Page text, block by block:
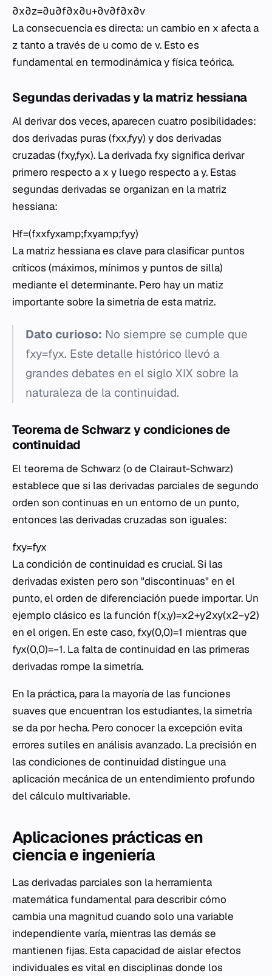
∂x∂z​=∂u∂f​∂x∂u​+∂v∂f​∂x∂v​
La consecuencia es directa: un cambio en x afecta a
z tanto a través de u como de v. Esto es
fundamental en termodinámica y física teórica.
Segundas derivadas y la matriz hessiana
Al derivar dos veces, aparecen cuatro posibilidades:
dos derivadas puras (fxx​,fyy​) y dos derivadas
cruzadas (fxy​,fyx​). La derivada fxy​ significa derivar
primero respecto a x y luego respecto a y. Estas
segundas derivadas se organizan en la matriz
hessiana:
Hf​=(fxx​fyx​​amp;fxy​amp;fyy​​)
La matriz hessiana es clave para clasificar puntos
críticos (máximos, mínimos y puntos de silla)
mediante el determinante. Pero hay un matiz
importante sobre la simetría de esta matriz.
Dato curioso: No siempre se cumple que
fxy​=fyx​. Este detalle histórico llevó a
grandes debates en el siglo XIX sobre la
naturaleza de la continuidad.
Teorema de Schwarz y condiciones de
continuidad
El teorema de Schwarz (o de Clairaut-Schwarz)
establece que si las derivadas parciales de segundo
orden son continuas en un entorno de un punto,
entonces las derivadas cruzadas son iguales:
fxy​=fyx​
La condición de continuidad es crucial. Si las
derivadas existen pero son "discontinuas" en el
punto, el orden de diferenciación puede importar. Un
ejemplo clásico es la función f(x,y)=x2+y2xy(x2−y2)​
en el origen. En este caso, fxy​(0,0)=1 mientras que
fyx​(0,0)=−1. La falta de continuidad en las primeras
derivadas rompe la simetría.
En la práctica, para la mayoría de las funciones
suaves que encuentran los estudiantes, la simetría
se da por hecha. Pero conocer la excepción evita
errores sutiles en análisis avanzado. La precisión en
las condiciones de continuidad distingue una
aplicación mecánica de un entendimiento profundo
del cálculo multivariable.
Aplicaciones prácticas en
ciencia e ingeniería
Las derivadas parciales son la herramienta
matemática fundamental para describir cómo
cambia una magnitud cuando solo una variable
independiente varía, mientras las demás se
mantienen fijas. Esta capacidad de aislar efectos
individuales es vital en disciplinas donde los